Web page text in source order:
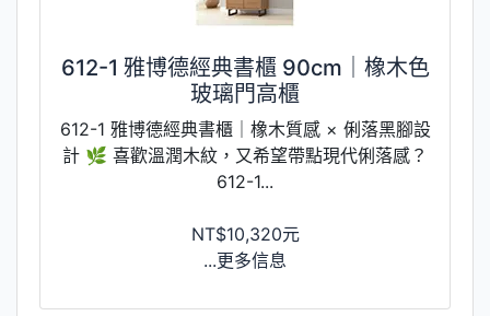
612-1 雅博德經典書櫃 90cm｜橡木色
玻璃門高櫃
612-1 雅博德經典書櫃｜橡木質感 × 俐落黑腳設
計 🌿 喜歡溫潤木紋，又希望帶點現代俐落感？
612-1...
NT$10,320元
...更多信息